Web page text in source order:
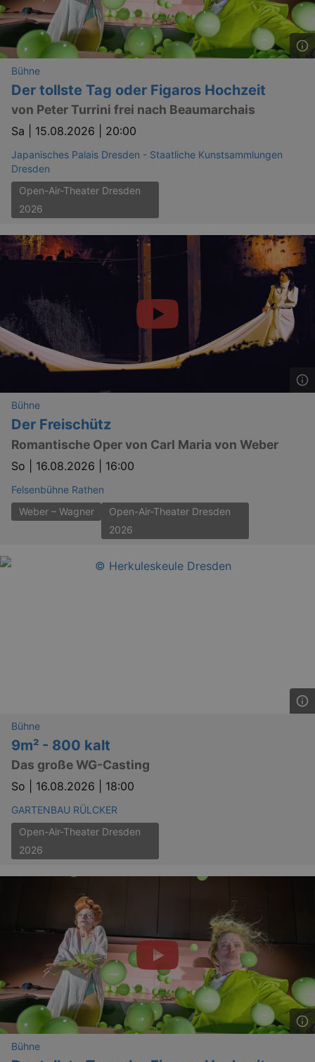
Bühne
Der tollste Tag oder Figaros Hochzeit
von Peter Turrini frei nach Beaumarchais
Sa | 15.08.2026 | 20:00
Japanisches Palais Dresden - Staatliche Kunstsammlungen
Dresden
Open-Air-Theater Dresden
2026
Bühne
Der Freischütz
Romantische Oper von Carl Maria von Weber
So | 16.08.2026 | 16:00
Felsenbühne Rathen
Weber – Wagner
Open-Air-Theater Dresden
2026
Bühne
9m² - 800 kalt
Das große WG-Casting
So | 16.08.2026 | 18:00
GARTENBAU RÜLCKER
Open-Air-Theater Dresden
2026
Bühne
_gid
.kulturkalender-
dresden.reservix.de
_gat_UA-12823294-20
.kulturkalender-
GPS
VISITOR_INFO1_LIVE
YSC
Google LLC
.youtube.com